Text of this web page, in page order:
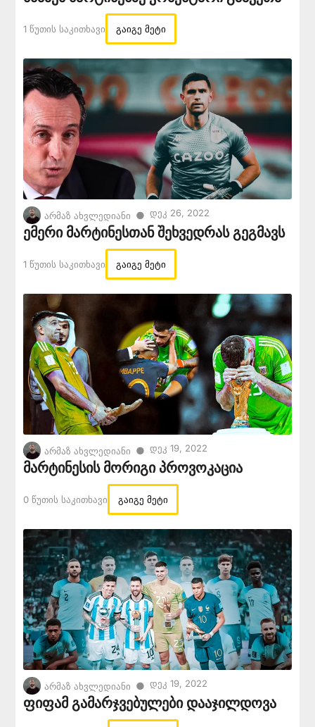
1 Წუთის Საკითხავი გაიგე მეტი
არმაზ ახვლედიანი ● Დეკ 26, 2022
ემერი მარტინესთან შეხვედრას გეგმავს
1 Წუთის Საკითხავი გაიგე მეტი
არმაზ ახვლედიანი ● Დეკ 19, 2022
მარტინესის მორიგი პროვოკაცია
0 Წუთის Საკითხავი გაიგე მეტი
არმაზ ახვლედიანი ● Დეკ 19, 2022
ფიფამ გამარჯვებულები დააჯილდოვა